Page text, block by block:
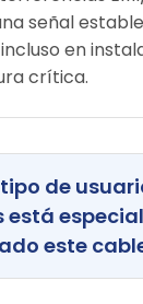
señal
en
crítica.
de
está
este